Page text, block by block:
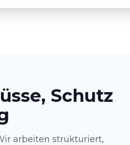
Schutz
arbeiten strukturiert,